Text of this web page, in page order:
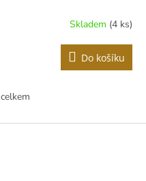
Skladem (4 ks)
Do košíku